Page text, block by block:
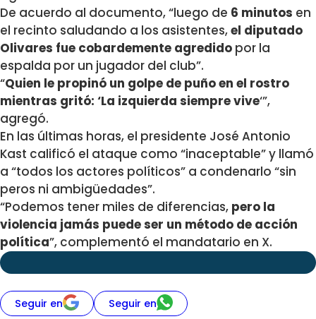
De acuerdo al documento, “luego de 6 minutos en
el recinto saludando a los asistentes,el diputado
Olivares fue cobardemente agredido por la
espalda por un jugador del club”.
“Quien le propinó un golpe de puño en el rostro
mientras gritó: ‘La izquierda siempre vive‘”,
agregó.
En las últimas horas, el presidente José Antonio
Kast calificó el ataque como “inaceptable” y llamó
a “todos los actores políticos” a condenarlo “sin
peros ni ambigüedades”.
“Podemos tener miles de diferencias, pero la
violencia jamás puede ser un método de acción
política”, complementó el mandatario en X.
Seguir en Seguir en